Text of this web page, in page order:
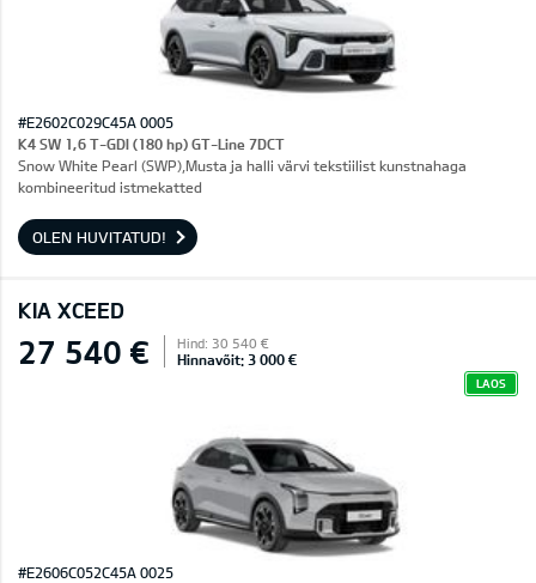
#E2602C029C45A 0005
K4 SW 1,6 T-GDI (180 hp) GT-Line 7DCT
Snow White Pearl (SWP),Musta ja halli värvi tekstiilist kunstnahaga
kombineeritud istmekatted
OLEN HUVITATUD!
KIA XCEED
27 540 € Hind: 30 540 €
Hinnavõit: 3 000 €
LAOS
#E2606C052C45A 0025